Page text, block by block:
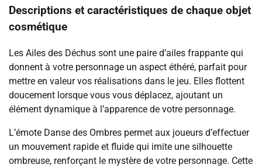
Descriptions et caractéristiques de chaque objet
cosmétique
Les Ailes des Déchus sont une paire d’ailes frappante qui
donnent à votre personnage un aspect éthéré, parfait pour
mettre en valeur vos réalisations dans le jeu. Elles flottent
doucement lorsque vous vous déplacez, ajoutant un
élément dynamique à l’apparence de votre personnage.
L’émote Danse des Ombres permet aux joueurs d’effectuer
un mouvement rapide et fluide qui imite une silhouette
ombreuse, renforçant le mystère de votre personnage. Cette